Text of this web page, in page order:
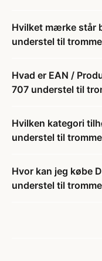
Hvilket mærke står
understel til
Hvad er EAN /
707 understel til
Hvilken kategori
understel til
Hvor kan jeg købe
understel til